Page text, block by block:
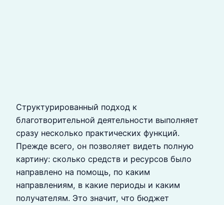
Структурированный подход к
благотворительной деятельности выполняет
сразу несколько практических функций.
Прежде всего, он позволяет видеть полную
картину: сколько средств и ресурсов было
направлено на помощь, по каким
направлениям, в какие периоды и каким
получателям. Это значит, что бюджет